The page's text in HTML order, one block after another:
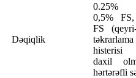
Dəqiqlik
0.25%
0,5%
FS
təkrarlama
daxil
hərtərəfli